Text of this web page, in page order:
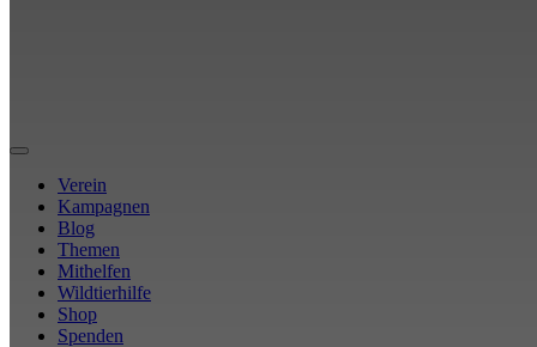
Verein
Kampagnen
Blog
Themen
Mithelfen
Wildtierhilfe
Shop
Spenden